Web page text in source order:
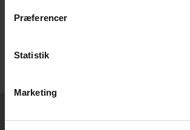
Præferencer
Statistik
Marketing
PRODUKTBLAD